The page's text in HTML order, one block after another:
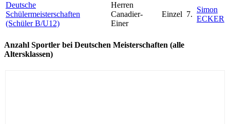
Deutsche
Schülermeisterschaften
(Schüler B/U12)
Herren
Canadier-
Einer
Einzel 7.
Simon
ECKER
Anzahl Sportler bei Deutschen Meisterschaften (alle
Altersklassen)